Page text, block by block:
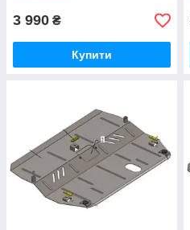
3 990 ₴
Купити